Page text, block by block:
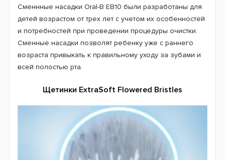
бороздках очень часто остается невычищенная еда.
Конечно, бактериям есть чем полакомиться. А
поскольку эмаль еще достаточно нежная то это очень
быстро приводит к развитию кариеса. Именно поэтому
и были разработаны выступающие щетинки, чтобы
эффективно бороться с остатками застрявшей пищи и
зубным налетом.